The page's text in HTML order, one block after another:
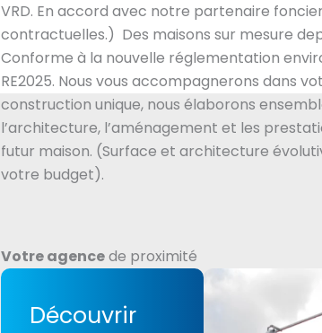
VRD. En accord avec notre partenaire
contractuelles.) Des maisons sur mesure
Conforme à la nouvelle réglementation
RE2025. Nous vous accompagnerons dans
construction unique, nous élaborons
l’architecture, l’aménagement et les
futur maison. (Surface et architecture
votre budget).
Votre agencede proximité
Découvrir